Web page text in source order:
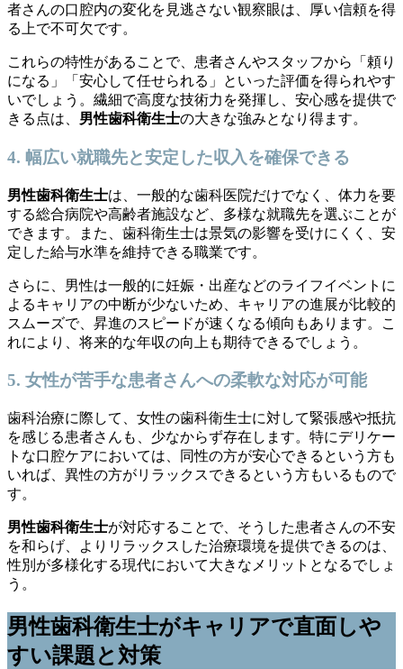
者さんの口腔内の変化を見逃さない観察眼は、厚い信頼を得
る上で不可欠です。
これらの特性があることで、患者さんやスタッフから「頼り
になる」「安心して任せられる」といった評価を得られやす
いでしょう。繊細で高度な技術力を発揮し、安心感を提供で
きる点は、 男性歯科衛生士の大きな強みとなり得ます。
4. 幅広い就職先と安定した収入を確保できる
男性歯科衛生士は、一般的な歯科医院だけでなく、体力を要
する総合病院や高齢者施設など、多様な就職先を選ぶことが
できます。また、歯科衛生士は景気の影響を受けにくく、安
定した給与水準を維持できる職業です。
さらに、男性は一般的に妊娠・出産などのライフイベントに
よるキャリアの中断が少ないため、キャリアの進展が比較的
スムーズで、昇進のスピードが速くなる傾向もあります。こ
れにより、将来的な年収の向上も期待できるでしょう。
5. 女性が苦手な患者さんへの柔軟な対応が可能
歯科治療に際して、女性の歯科衛生士に対して緊張感や抵抗
を感じる患者さんも、少なからず存在します。特にデリケー
トな口腔ケアにおいては、同性の方が安心できるという方も
いれば、異性の方がリラックスできるという方もいるもので
す。
男性歯科衛生士が対応することで、そうした患者さんの不安
を和らげ、よりリラックスした治療環境を提供できるのは、
性別が多様化する現代において大きなメリットとなるでしょ
う。
男性歯科衛生士がキャリアで直面しや
すい課題と対策